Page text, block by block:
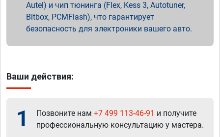
Autel) и чип тюнинга (Flex, Kess 3, Autotuner,
Bitbox, PCMFlash), что гарантирует
безопасность для электроники вашего авто.
Ваши действия:
1 Позвоните нам +7 499 113-46-91 и получите
профессиональную консультацию у мастера.